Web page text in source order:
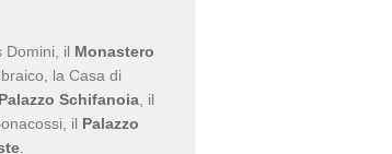
Domini, il Monastero
la Casa di
Palazzo Schifanoia , il
il Palazzo